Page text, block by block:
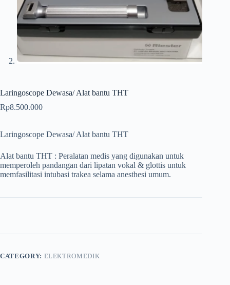
Laringoscope Dewasa/ Alat bantu THT
Rp8.500.000
Laringoscope Dewasa/ Alat bantu THT
Alat bantu THT : Peralatan medis yang digunakan untuk
memperoleh pandangan dari lipatan vokal & glottis untuk
memfasilitasi intubasi trakea selama anesthesi umum.
CATEGORY: ELEKTROMEDIK